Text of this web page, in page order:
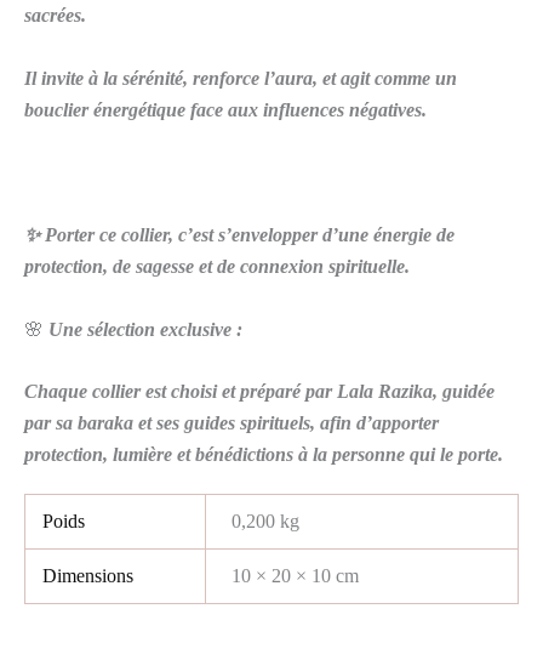
sacrées.
Il invite à la sérénité, renforce l’aura, et agit comme un
bouclier énergétique face aux influences négatives.
✨ Porter ce collier, c’est s’envelopper d’une énergie de
protection, de sagesse et de connexion spirituelle.
🌸 Une sélection exclusive :
Chaque collier est choisi et préparé par Lala Razika, guidée
par sa baraka et ses guides spirituels, afin d’apporter
protection, lumière et bénédictions à la personne qui le porte.
Poids 0,200 kg
Dimensions 10 × 20 × 10 cm